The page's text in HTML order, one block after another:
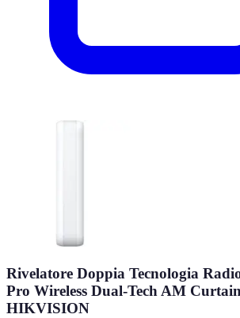
Rivelatore Doppia Tecnologia
Pro Wireless Dual-Tech AM
HIKVISION